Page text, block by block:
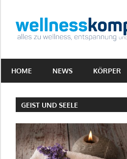
springen
Wellness,
Massagen
HOME NEWS KÖRPER
GEIST UND SEELE